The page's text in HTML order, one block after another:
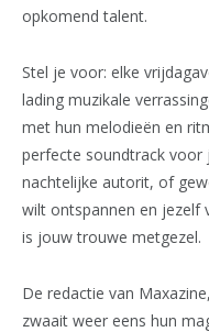
opkomend talent.
Stel je voor: elke
lading muzikale
met hun melodieën en
perfecte soundtrack voor
nachtelijke autorit, of
wilt ontspannen en jezelf
is jouw trouwe metgezel.
De redactie van
zwaait weer eens hun